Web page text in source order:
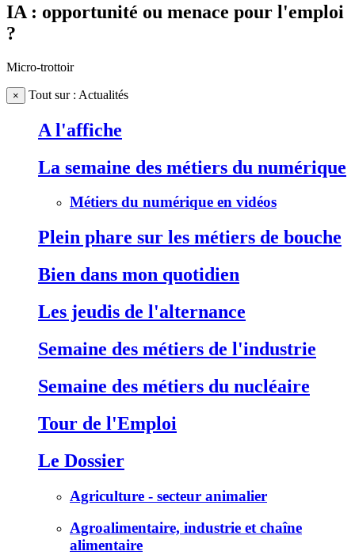
IA : opportunité ou menace pour l'emploi
?
Micro-trottoir
× Tout sur : Actualités
A l'affiche
La semaine des métiers du numérique
Métiers du numérique en vidéos
Plein phare sur les métiers de bouche
Bien dans mon quotidien
Les jeudis de l'alternance
Semaine des métiers de l'industrie
Semaine des métiers du nucléaire
Tour de l'Emploi
Le Dossier
Agriculture - secteur animalier
Agroalimentaire, industrie et chaîne
alimentaire